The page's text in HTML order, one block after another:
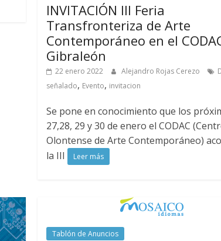
INVITACIÓN III Feria
Transfronteriza de Arte
Contemporáneo en el
Gibraleón
22 enero 2022 Alejandro Rojas Cerezo
señalado, Evento, invitacion
Se pone en conocimiento que los
27,28, 29 y 30 de enero el CODAC
Olontense de Arte Contemporáneo)
la III
Leer más
Tablón de Anuncios